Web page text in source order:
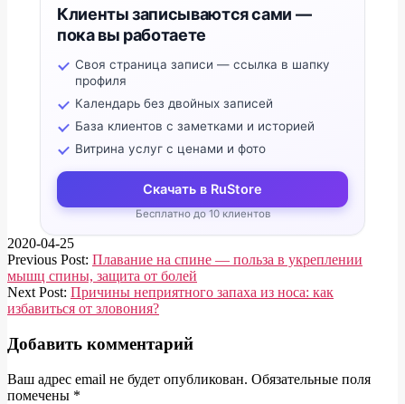
Клиенты записываются сами —
пока вы работаете
Своя страница записи — ссылка в шапку
профиля
Календарь без двойных записей
База клиентов с заметками и историей
Витрина услуг с ценами и фото
Скачать в RuStore
Бесплатно до 10 клиентов
2020-04-25
Previous Post: Плавание на спине — польза в укреплении
мышц спины, защита от болей
Next Post: Причины неприятного запаха из носа: как
избавиться от зловония?
Добавить комментарий
Ваш адрес email не будет опубликован. Обязательные поля
помечены *